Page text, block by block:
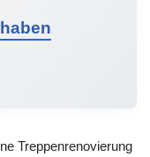
Treppenrenovierung